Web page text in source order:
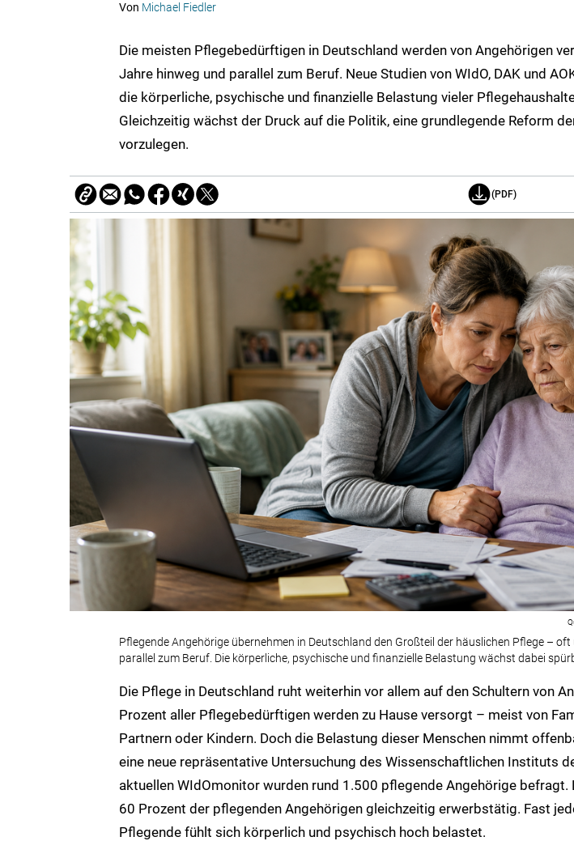
Von Michael Fiedler
Die meisten Pflegebedürftigen in Deutschland werden von Angehörigen
Jahre hinweg und parallel zum Beruf. Neue Studien von WIdO, DAK und
die körperliche, psychische und finanzielle Belastung vieler
Gleichzeitig wächst der Druck auf die Politik, eine grundlegende Reform
vorzulegen.
(PDF)
Pflegende Angehörige übernehmen in Deutschland den Großteil der häuslichen Pflege –
parallel zum Beruf. Die körperliche, psychische und finanzielle Belastung wächst dabei
Die Pflege in Deutschland ruht weiterhin vor allem auf den Schultern von
Prozent aller Pflegebedürftigen werden zu Hause versorgt – meist von
Partnern oder Kindern. Doch die Belastung dieser Menschen nimmt
eine neue repräsentative Untersuchung des Wissenschaftlichen Instituts
aktuellen WIdOmonitor wurden rund 1.500 pflegende Angehörige befragt.
60 Prozent der pflegenden Angehörigen gleichzeitig erwerbstätig. Fast
Pflegende fühlt sich körperlich und psychisch hoch belastet.